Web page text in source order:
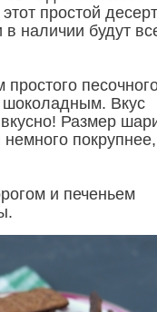
простой
в наличии будут
шоколадным. Вкус
Размер
и печеньем